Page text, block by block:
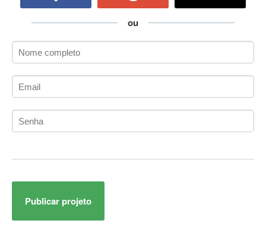
ActiveX Data Objects (ADO)
ADK
Administração Acadêmica
Administração de Artistas e Repertórios
Administração de Banco de Dados
Administração de Redes
Administrador de Sistemas
Adobe After Effects
Adobe AIR
ou
Publicar projeto